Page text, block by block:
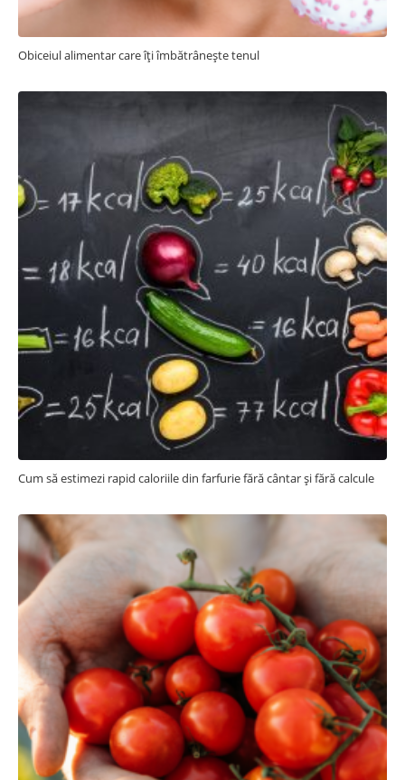
Obiceiul alimentar care îți îmbătrânește tenul
Cum să estimezi rapid caloriile din farfurie fără cântar și fără calcule